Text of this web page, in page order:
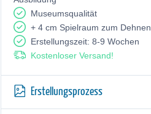
Museumsqualität
+ 4 cm Spielraum zum Dehnen
Erstellungszeit: 8-9 Wochen
Kostenloser Versand!
Erstellungsprozess